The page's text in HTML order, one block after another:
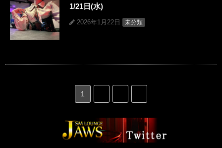
1/21日(水)
2026年1月22日 未分類
1